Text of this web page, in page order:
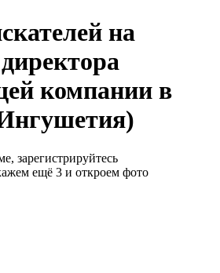
на
компании в
зарегистрируйтесь
ещё 3 и откроем фото